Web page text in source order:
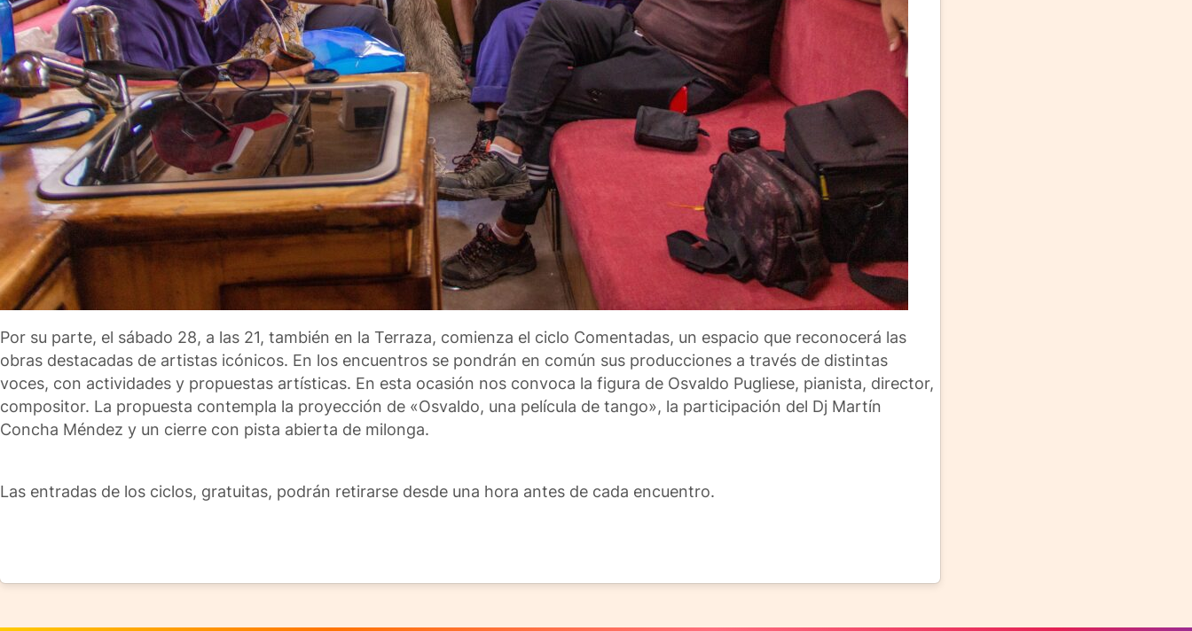
Por su parte, el sábado 28, a las 21, también en la Terraza, comienza el ciclo Comentadas, un espacio que reconocerá las
obras destacadas de artistas icónicos. En los encuentros se pondrán en común sus producciones a través de distintas
voces, con actividades y propuestas artísticas. En esta ocasión nos convoca la figura de Osvaldo Pugliese, pianista, director,
compositor. La propuesta contempla la proyección de «Osvaldo, una película de tango», la participación del Dj Martín
Concha Méndez y un cierre con pista abierta de milonga.
Las entradas de los ciclos, gratuitas, podrán retirarse desde una hora antes de cada encuentro.